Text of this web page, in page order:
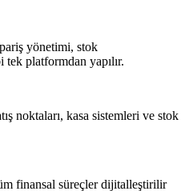
yönetimi, stok
platformdan yapılır.
noktaları, kasa sistemleri ve stok
finansal süreçler dijitalleştirilir